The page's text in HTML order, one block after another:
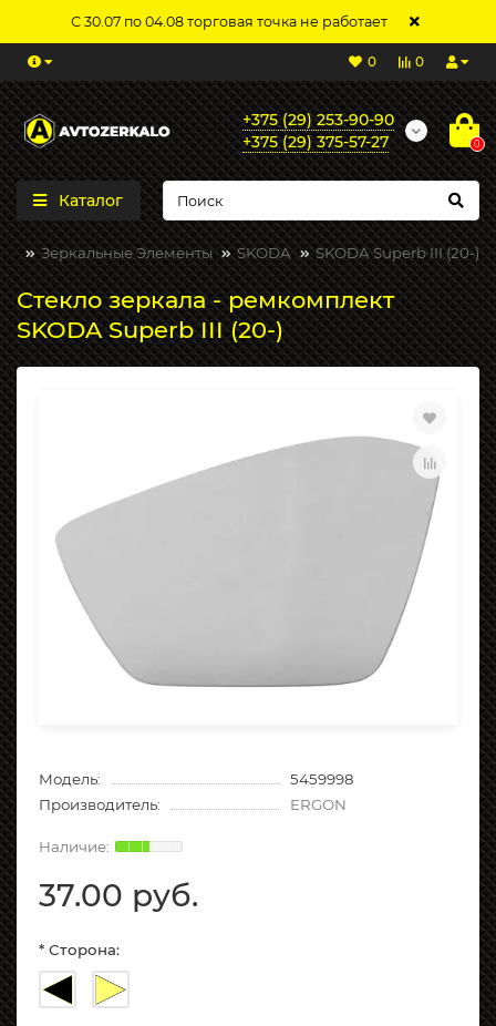
С 30.07 по 04.08 торговая точка не работает
0
0
+375 (29) 253-90-90
+375 (29) 375-57-27
0
Каталог
Зеркальные Элементы SKODA SKODA Superb III (20-)
Стекло зеркала - ремкомплект
SKODA Superb III (20-)
Модель:
5459998
Производитель:
ERGON
37.00 руб.
* Сторона: